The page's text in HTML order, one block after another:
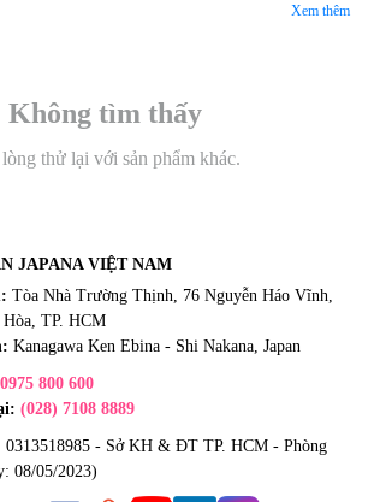
Xem thêm
Không tìm thấy
thử lại với sản phẩm khác.
JAPANA VIỆT NAM
Tòa Nhà Trường Thịnh, 76 Nguyễn Háo Vĩnh,
TP. HCM
Kanagawa Ken Ebina - Shi Nakana, Japan
0975 800 600
(028) 7108 8889
0313518985 - Sở KH & ĐT TP. HCM - Phòng
08/05/2023)